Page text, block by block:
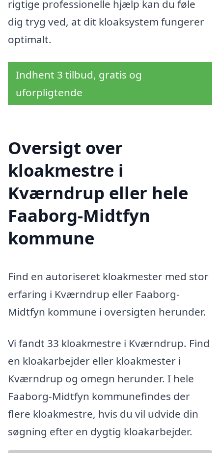
rigtige professionelle hjælp kan du føle
dig tryg ved, at dit kloaksystem fungerer
optimalt.
Indhent 3 tilbud, gratis og
uforpligtende
Oversigt over
kloakmestre i
Kværndrup eller hele
Faaborg-Midtfyn
kommune
Find en autoriseret kloakmester med stor
erfaring i Kværndrup eller Faaborg-
Midtfyn kommune i oversigten herunder.
Vi fandt 33 kloakmestre i Kværndrup. Find
en kloakarbejder eller kloakmester i
Kværndrup og omegn herunder. I hele
Faaborg-Midtfyn kommunefindes der
flere kloakmestre, hvis du vil udvide din
søgning efter en dygtig kloakarbejder.